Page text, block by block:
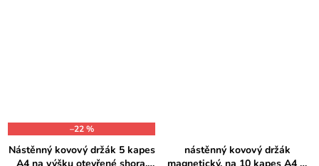
–22 %
Nástěnný kovový držák 5 kapes
nástěnný kovový držák